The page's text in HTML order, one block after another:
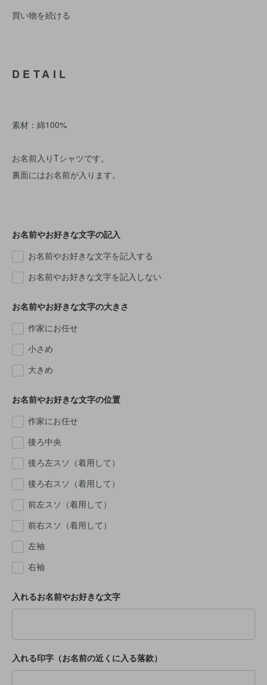
買い物を続ける
DETAIL
素材：綿100%
お名前入りTシャツです。
裏面にはお名前が入ります。
お名前やお好きな文字の記入
お名前やお好きな文字を記入する
お名前やお好きな文字を記入しない
お名前やお好きな文字の大きさ
作家にお任せ
小さめ
大きめ
お名前やお好きな文字の位置
作家にお任せ
後ろ中央
後ろ左スソ（着用して）
後ろ右スソ（着用して）
前左スソ（着用して）
前右スソ（着用して）
左袖
右袖
入れるお名前やお好きな文字
入れる印字（お名前の近くに入る落款）